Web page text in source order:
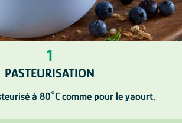
1
PASTEURISATION
à 80°C comme pour le yaourt.